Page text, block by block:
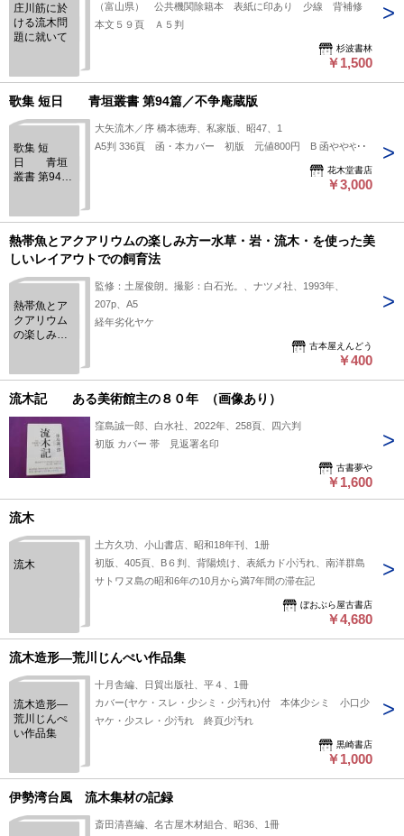
庄川筋に於
ける流木問
題に就いて
（富山県） 公共機関除籍本 表紙に印あり 少線 背補修
本文５９頁 Ａ５判
杉波書林
￥1,500
歌集 短日 青垣叢書 第94篇／不争庵蔵版
歌集 短
日 青垣
叢書 第94篇
大矢流木／序 橋本徳寿、私家版、昭47、1
A5判 336頁 函・本カバー 初版 元値800円 B 函やややけ
花木堂書店
￥3,000
熱帯魚とアクアリウムの楽しみ方ー水草・岩・流木・を使った美
しいレイアウトでの飼育法
熱帯魚とア
クアリウム
の楽しみ方
を使った美
しいレイア
ウトでの飼
育法
監修：土屋俊朗。撮影：白石光。、ナツメ社、1993年、
207p、A5
経年劣化ヤケ
古本屋えんどう
￥400
流木記 ある美術館主の８０年 （画像あり）
窪島誠一郎、白水社、2022年、258頁、四六判
初版 カバー 帯 見返署名印
古書夢や
￥1,600
流木
流木
土方久功、小山書店、昭和18年刊、1册
初版、405頁、B６判、背陽焼け、表紙カド小汚れ、南洋群島
サトワヌ島の昭和6年の10月から満7年間の滞在記
ぼおぶら屋古書店
￥4,680
流木造形―荒川じんぺい作品集
流木造形―
荒川じんぺ
い作品集
十月舎編、日貿出版社、平４、1冊
カバー(ヤケ・スレ・少シミ・少汚れ)付 本体少シミ 小口少
ヤケ・少スレ・少汚れ 終頁少汚れ
黒崎書店
￥1,000
伊勢湾台風 流木集材の記録
斎田清喜編、名古屋木材組合、昭36、1冊